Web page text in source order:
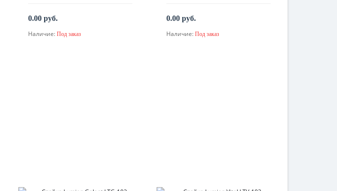
0.00 руб.
По запросу
Наличие: Под заказ
0.00 руб.
По запросу
Наличие: Под заказ